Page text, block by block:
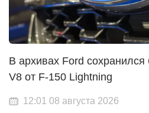
В архивах Ford
V8 от F-150 Lightning
12:01 08 августа 2026